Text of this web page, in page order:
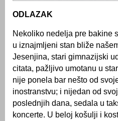
ODLAZAK
Nekoliko nedelja pre bakine
u iznajmljeni stan bliže
Jesenjina, stari gimnazijski
citata, pažljivo umotanu u
nije ponela bar nešto od
inostranstvu; i nijedan od
poslednjih dana, sedala u
koncerte. U beloj košulji i